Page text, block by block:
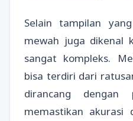
Selain tampilan
mewah juga dikenal
sangat kompleks.
bisa terdiri dari
dirancang
memastikan akurasi